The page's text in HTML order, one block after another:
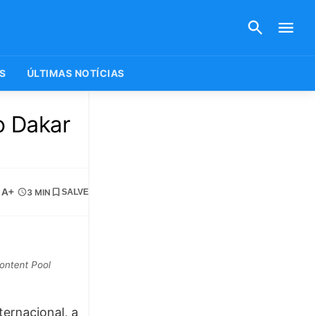
ÚLTIMAS NOTÍCIAS
Dakar
A+ 3 MIN SALVE
Pool
a